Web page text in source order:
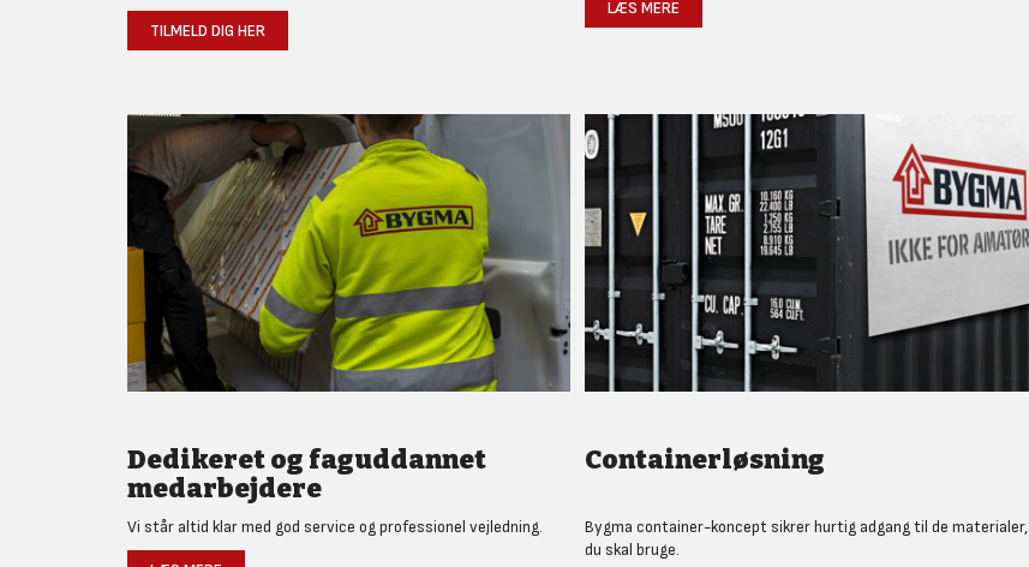
TILMELD DIG HER
LÆS MERE
Dedikeret og faguddannet
medarbejdere
Vi står altid klar med god service og professionel vejledning.
Containerløsning
Bygma container-koncept sikrer hurtig adgang til de materialer,
du skal bruge.